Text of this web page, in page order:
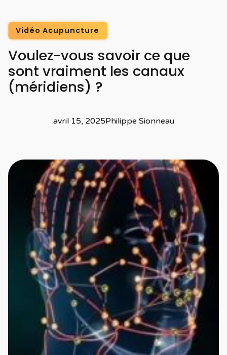
Vidéo Acupuncture
Voulez-vous savoir ce que
sont vraiment les canaux
(méridiens) ?
avril 15, 2025Philippe Sionneau